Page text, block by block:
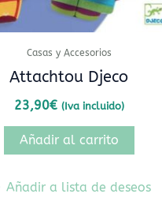
Casas y Accesorios
Attachtou Djeco
23,90€ (Iva incluido)
Añadir al carrito
Añadir a lista de deseos